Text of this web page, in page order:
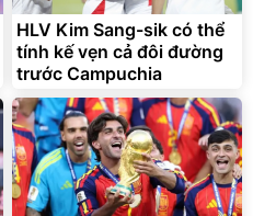
HLV Kim Sang-sik có thể
tính kế vẹn cả đôi đường
trước Campuchia